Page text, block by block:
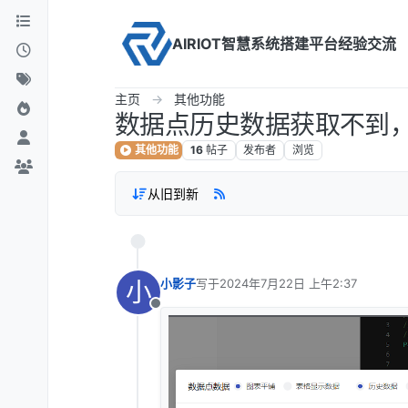
Skip to content
AIRIOT智慧系统搭建平台经验交流
主页 其他功能
数据点历史数据获取不到
其他功能 16 帖子 发布者 浏览
从旧到新
小
离线
小影子写于2024年7月22日 上午2:37
最后由 编辑